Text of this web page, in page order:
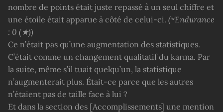
nombre de points était juste repassé à un seul chiffre et
une étoile était apparue à côté de celui-ci. (*Endurance
: 0 (★))
Ce n’était pas qu’une augmentation des statistiques.
C’était comme un changement qualitatif du karma. Par
la suite, même s’il tuait quelqu’un, la statistique
n’augmenterait plus. Était-ce parce que les autres
n’étaient pas de taille face à lui ?
Et dans la section des [Accomplissements] une mention